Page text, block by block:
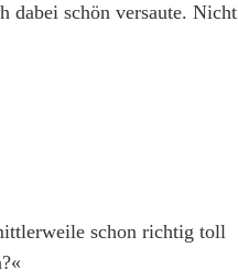
dabei schön versaute. Nicht
schon richtig toll